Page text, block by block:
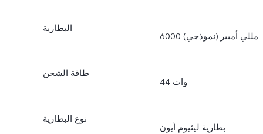
البطارية
6000 مللي أمبير (نموذجي)
طاقة الشحن
44 وات
نوع البطارية
بطارية ليثيوم أيون